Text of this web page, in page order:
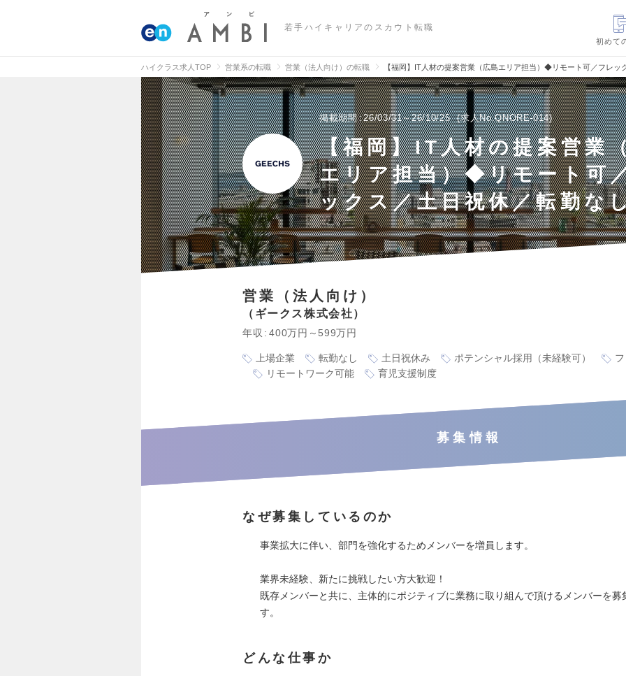
若手ハイキャリアのスカウト転職
初めて
ハイクラス求人TOP 営業系の転職 営業（法人向け）の転職 【福岡】IT人材の提案営業（広島エリア担当）◆リモート可／フレッ
掲載期間 26/03/31～26/10/25 求人No.QNORE-014
【福岡】IT人材の提案営業
エリア担当）◆リモート可
ックス／土日祝休／転勤な
営業（法人向け）
ギークス株式会社
年収 400万円～599万円
上場企業 転勤なし 土日祝休み ポテンシャル採用（未経験可）
リモートワーク可能
育児支援制度
募集情報
なぜ募集しているのか
事業拡大に伴い、部門を強化するためメンバーを増員します。
業界未経験、新たに挑戦したい方大歓迎！
既存メンバーと共に、主体的にポジティブに業務に取り組んで頂けるメンバーを募
す。
どんな仕事か